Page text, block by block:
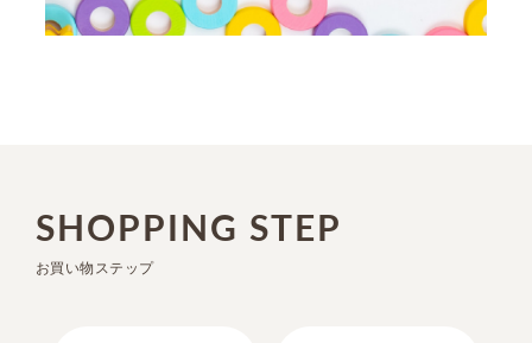
SHOPPING STEP
お買い物ステップ